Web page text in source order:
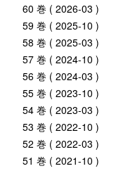
60 巻 ( 2026-03 )
59 巻 ( 2025-10 )
58 巻 ( 2025-03 )
57 巻 ( 2024-10 )
56 巻 ( 2024-03 )
55 巻 ( 2023-10 )
54 巻 ( 2023-03 )
53 巻 ( 2022-10 )
52 巻 ( 2022-03 )
51 巻 ( 2021-10 )